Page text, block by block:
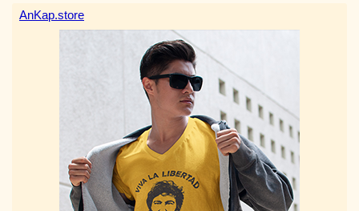
AnKap.store